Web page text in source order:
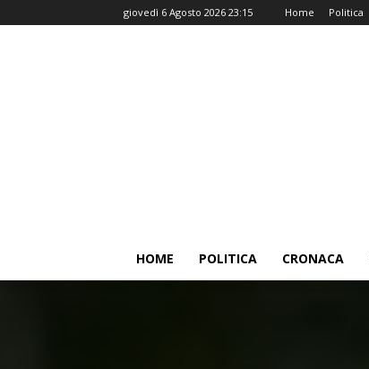
giovedì 6 Agosto 2026 23:15 Home Politica
HOME POLITICA CRONACA